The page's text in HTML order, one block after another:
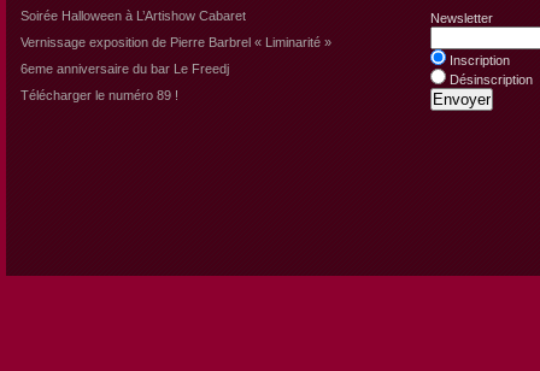
Soirée Halloween à L’Artishow Cabaret
Vernissage exposition de Pierre Barbrel « Liminarité »
6eme anniversaire du bar Le Freedj
Télécharger le numéro 89 !
Newsletter
Inscription
Désinscription